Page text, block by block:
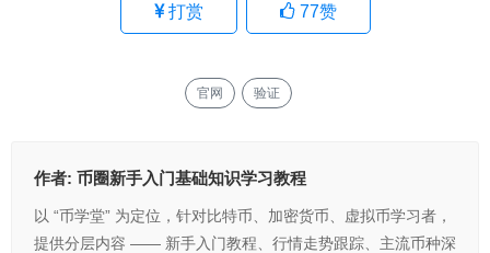
打赏 77赞
官网 验证
作者: 币圈新手入门基础知识学习教程
以 “币学堂” 为定位，针对比特币、加密货币、虚拟币学习者，
提供分层内容 —— 新手入门教程、行情走势跟踪、主流币种深